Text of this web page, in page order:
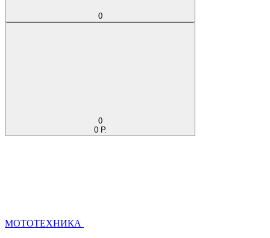
0
0
0 Р.
МОТОТЕХНИКА